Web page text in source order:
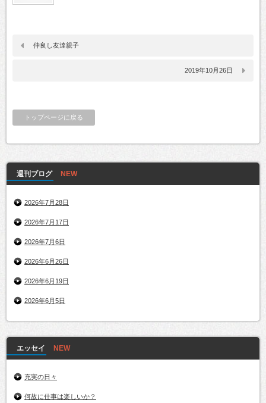
仲良し友達親子
2019年10月26日
トップページに戻る
週刊ブログ
2026年7月28日
2026年7月17日
2026年7月6日
2026年6月26日
2026年6月19日
2026年6月5日
エッセイ
充実の日々
何故に仕事は楽しいか？